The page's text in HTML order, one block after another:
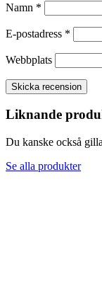
Namn *
E-postadress *
Webbplats
Skicka recension
Liknande
Du kanske också
Se alla produkter